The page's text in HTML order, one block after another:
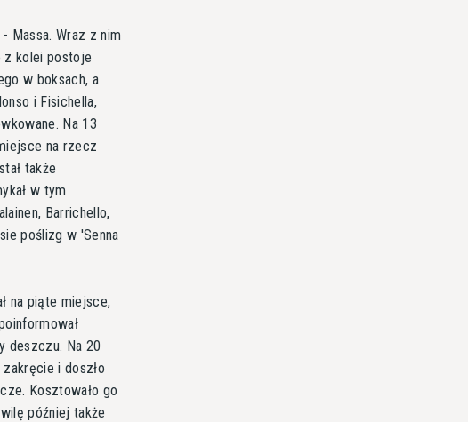
Massa. Wraz z nim
z kolei postoje
w boksach, a
i Fisichella,
Na 13
na rzecz
także
w tym
Barrichello,
poślizg w 'Senna
na piąte miejsce,
deszczu. Na 20
i doszło
Kosztowało go
później także